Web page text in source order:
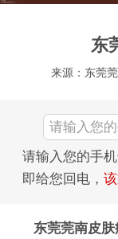
东
来源：东莞
请输入您的手
即给您回电，
东莞莞南皮